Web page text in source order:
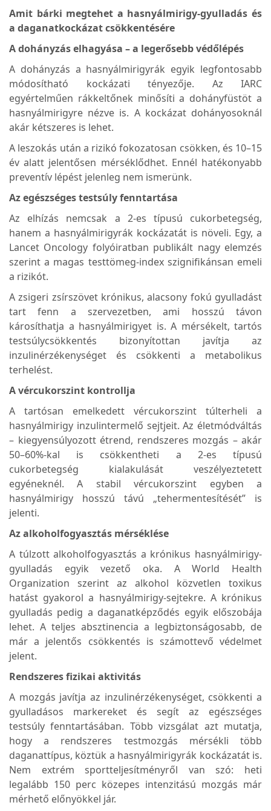
Amit bárki megtehet a hasnyálmirigy-gyulladás és
a daganatkockázat csökkentésére
A dohányzás elhagyása – a legerősebb védőlépés
A dohányzás a hasnyálmirigyrák egyik legfontosabb
módosítható kockázati tényezője. Az IARC
egyértelműen rákkeltőnek minősíti a dohányfüstöt a
hasnyálmirigyre nézve is. A kockázat dohányosoknál
akár kétszeres is lehet.
A leszokás után a rizikó fokozatosan csökken, és 10–15
év alatt jelentősen mérséklődhet. Ennél hatékonyabb
preventív lépést jelenleg nem ismerünk.
Az egészséges testsúly fenntartása
Az elhízás nemcsak a 2-es típusú cukorbetegség,
hanem a hasnyálmirigyrák kockázatát is növeli. Egy, a
Lancet Oncology folyóiratban publikált nagy elemzés
szerint a magas testtömeg-index szignifikánsan emeli
a rizikót.
A zsigeri zsírszövet krónikus, alacsony fokú gyulladást
tart fenn a szervezetben, ami hosszú távon
károsíthatja a hasnyálmirigyet is. A mérsékelt, tartós
testsúlycsökkentés bizonyítottan javítja az
inzulinérzékenységet és csökkenti a metabolikus
terhelést.
A vércukorszint kontrollja
A tartósan emelkedett vércukorszint túlterheli a
hasnyálmirigy inzulintermelő sejtjeit. Az életmódváltás
– kiegyensúlyozott étrend, rendszeres mozgás – akár
50–60%-kal is csökkentheti a 2-es típusú
cukorbetegség kialakulását veszélyeztetett
egyéneknél. A stabil vércukorszint egyben a
hasnyálmirigy hosszú távú „tehermentesítését” is
jelenti.
Az alkoholfogyasztás mérséklése
A túlzott alkoholfogyasztás a krónikus hasnyálmirigy-
gyulladás egyik vezető oka. A World Health
Organization szerint az alkohol közvetlen toxikus
hatást gyakorol a hasnyálmirigy-sejtekre. A krónikus
gyulladás pedig a daganatképződés egyik előszobája
lehet. A teljes absztinencia a legbiztonságosabb, de
már a jelentős csökkentés is számottevő védelmet
jelent.
Rendszeres fizikai aktivitás
A mozgás javítja az inzulinérzékenységet, csökkenti a
gyulladásos markereket és segít az egészséges
testsúly fenntartásában. Több vizsgálat azt mutatja,
hogy a rendszeres testmozgás mérsékli több
daganattípus, köztük a hasnyálmirigyrák kockázatát is.
Nem extrém sportteljesítményről van szó: heti
legalább 150 perc közepes intenzitású mozgás már
mérhető előnyökkel jár.